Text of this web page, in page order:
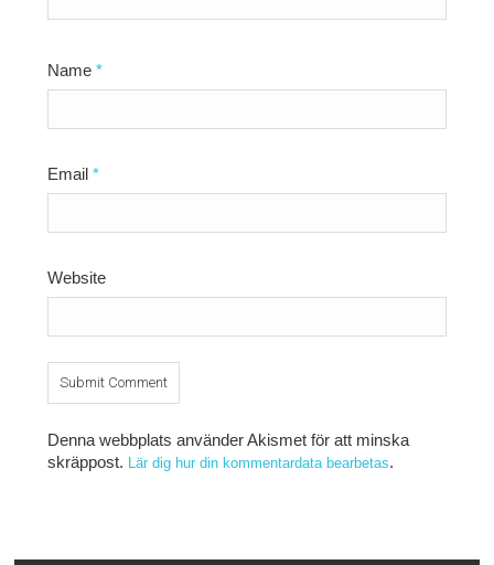
Name*
Email*
Website
Denna webbplats använder Akismet för att minska
skräppost.
Lär dig hur din kommentardata bearbetas.